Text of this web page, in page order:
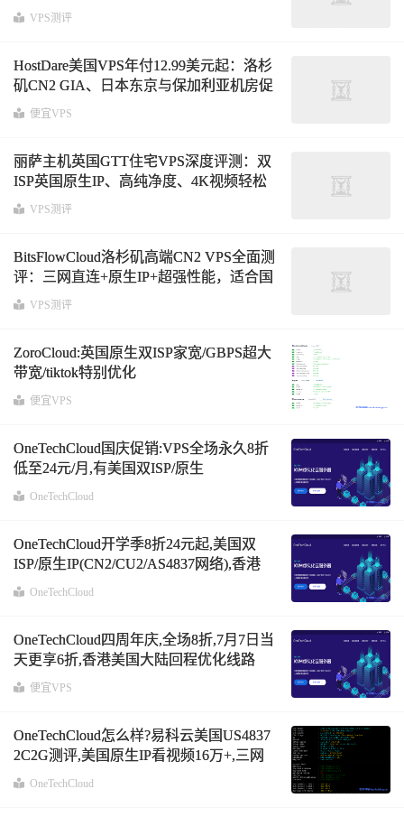
IP+CNIX NAT入口+AMD7542性能实测分
VPS测评
HostDare美国VPS年付12.99美元起：洛杉
矶CN2 GIA、日本东京与保加利亚机房促
销汇总，送双倍流量或升级100M带宽
便宜VPS
丽萨主机英国GTT住宅VPS深度评测：双
ISP英国原生IP、高纯净度、4K视频轻松
跑满、三网基本直连
VPS测评
BitsFlowCloud洛杉矶高端CN2 VPS全面测
评：三网直连+原生IP+超强性能，适合国
内用户吗？
VPS测评
ZoroCloud:英国原生双ISP家宽/GBPS超大
带宽/tiktok特别优化
便宜VPS
OneTechCloud国庆促销:VPS全场永久8折
低至24元/月,有美国双ISP/原生
IP(CN2/CU2/AS4837),香港CMI/CN2
OneTechCloud
OneTechCloud开学季8折24元起,美国双
ISP/原生IP(CN2/CU2/AS4837网络),香港
CMI/CN2高速系列
OneTechCloud
OneTechCloud四周年庆,全场8折,7月7日当
天更享6折,香港美国大陆回程优化线路
VPS
便宜VPS
OneTechCloud怎么样?易科云美国US4837
2C2G测评,美国原生IP看视频16万+,三网
速度快,回程三网强制AS4837
OneTechCloud